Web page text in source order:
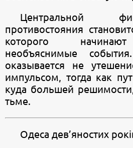
Центральной
противостояния
которого
необъяснимые
оказывается не
импульсом, тогда как
куда большей
тьме.
Одеса дев’яностих